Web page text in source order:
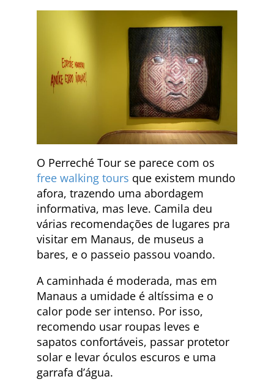
O Perreché Tour se parece com os
free walking tours que existem mundo
afora, trazendo uma abordagem
informativa, mas leve. Camila deu
várias recomendações de lugares pra
visitar em Manaus, de museus a
bares, e o passeio passou voando.
A caminhada é moderada, mas em
Manaus a umidade é altíssima e o
calor pode ser intenso. Por isso,
recomendo usar roupas leves e
sapatos confortáveis, passar protetor
solar e levar óculos escuros e uma
garrafa d’água.